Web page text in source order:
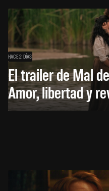
HACE 2 DÍAS
El trailer de Mal
Amor, libertad y